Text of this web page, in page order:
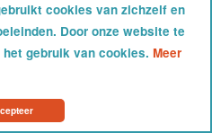
cookies van zichzelf en
Door onze website te
gebruik van cookies. Meer